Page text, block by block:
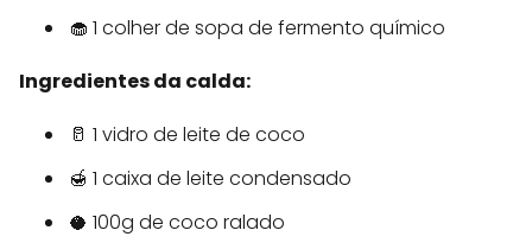
🧁 1 colher de sopa de fermento químico
Ingredientes da calda:
🥛 1 vidro de leite de coco
🍯 1 caixa de leite condensado
🥥 100g de coco ralado